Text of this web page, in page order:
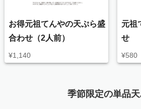
お得元祖てんやの天ぷら盛
合わせ（2人前）
¥1,140
元祖
せ
¥580
季節限定の単品